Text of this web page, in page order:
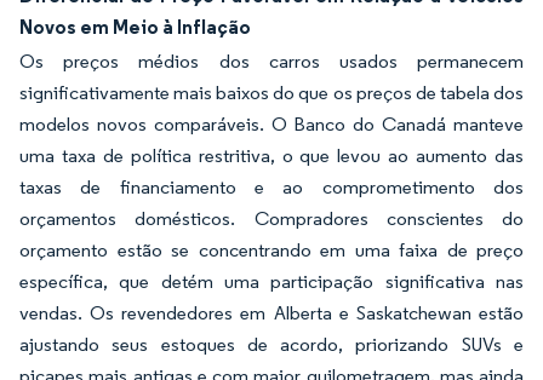
Novos em Meio à Inflação
Os preços médios dos carros usados permanecem
significativamente mais baixos do que os preços de tabela dos
modelos novos comparáveis. O Banco do Canadá manteve
uma taxa de política restritiva, o que levou ao aumento das
taxas de financiamento e ao comprometimento dos
orçamentos domésticos. Compradores conscientes do
orçamento estão se concentrando em uma faixa de preço
específica, que detém uma participação significativa nas
vendas. Os revendedores em Alberta e Saskatchewan estão
ajustando seus estoques de acordo, priorizando SUVs e